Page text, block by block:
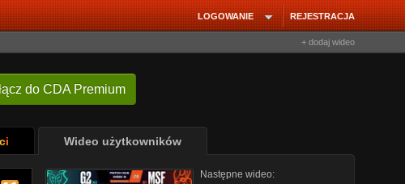
REJESTRACJA
LOGOWANIE
+ dodaj wideo
do CDA Premium
Wideo użytkowników
Następne wideo: